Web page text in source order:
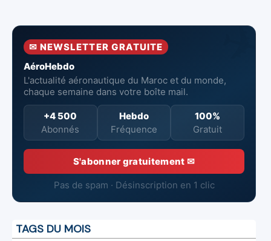
l’Aéroport
Mohammed V
✉ NEWSLETTER GRATUITE
AéroHebdo
L'actualité aéronautique du Maroc et du monde,
chaque semaine dans votre boîte mail.
+4 500
Abonnés
Hebdo
Fréquence
100%
Gratuit
S'abonner gratuitement ✉
Pas de spam · Désinscription en 1 clic
TAGS DU MOIS